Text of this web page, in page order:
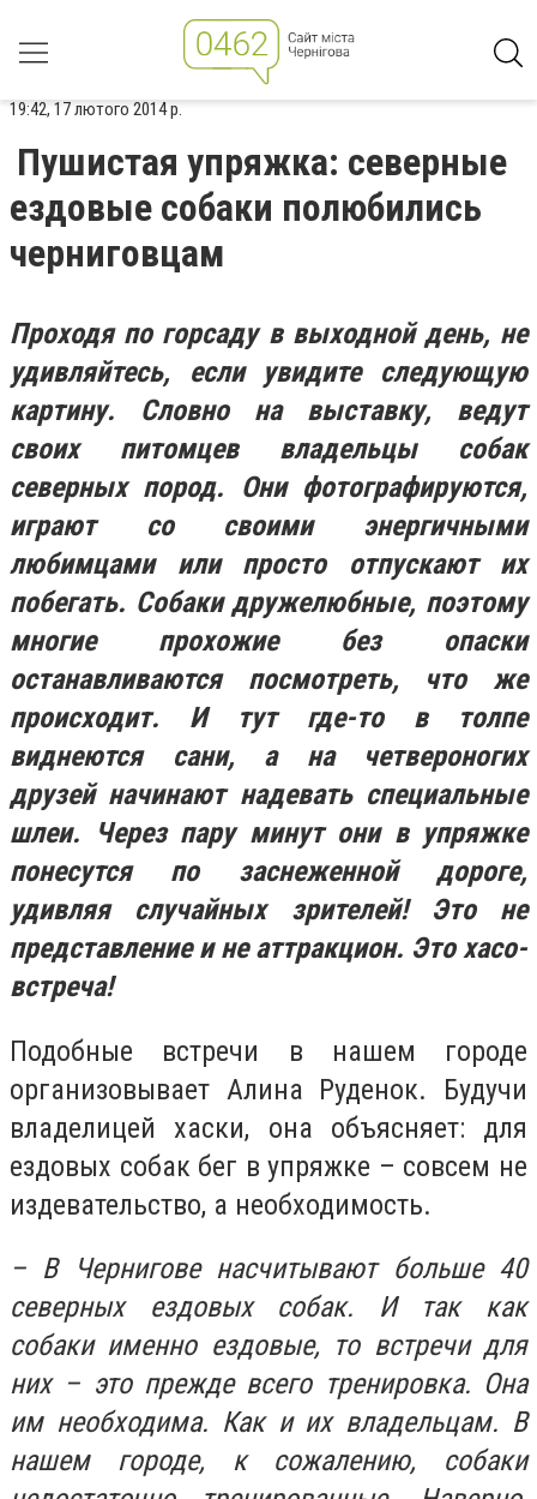
19:42, 17 лютого 2014 р.
Пушистая упряжка: северные
ездовые собаки полюбились
черниговцам
Проходя по горсаду в выходной день, не
удивляйтесь, если увидите следующую
картину. Словно на выставку, ведут
своих питомцев владельцы собак
северных пород. Они фотографируются,
играют со своими энергичными
любимцами или просто отпускают их
побегать. Собаки дружелюбные, поэтому
многие прохожие без опаски
останавливаются посмотреть, что же
происходит. И тут где-то в толпе
виднеются сани, а на четвероногих
друзей начинают надевать специальные
шлеи. Через пару минут они в упряжке
понесутся по заснеженной дороге,
удивляя случайных зрителей! Это не
представление и не аттракцион. Это хасо-
встреча!
Подобные встречи в нашем городе
организовывает Алина Руденок. Будучи
владелицей хаски, она объясняет: для
ездовых собак бег в упряжке – совсем не
издевательство, а необходимость.
– В Чернигове насчитывают больше 40
северных ездовых собак. И так как
собаки именно ездовые, то встречи для
них – это прежде всего тренировка. Она
им необходима. Как и их владельцам. В
нашем городе, к сожалению, собаки